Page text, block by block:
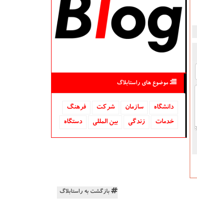
موضوع های راستابلاگ
دانشگاه‌ سازمان شركت
فرهنگ
خدمات
زندگی بین المللی دستگاه
بازگشت به راستابلاگ